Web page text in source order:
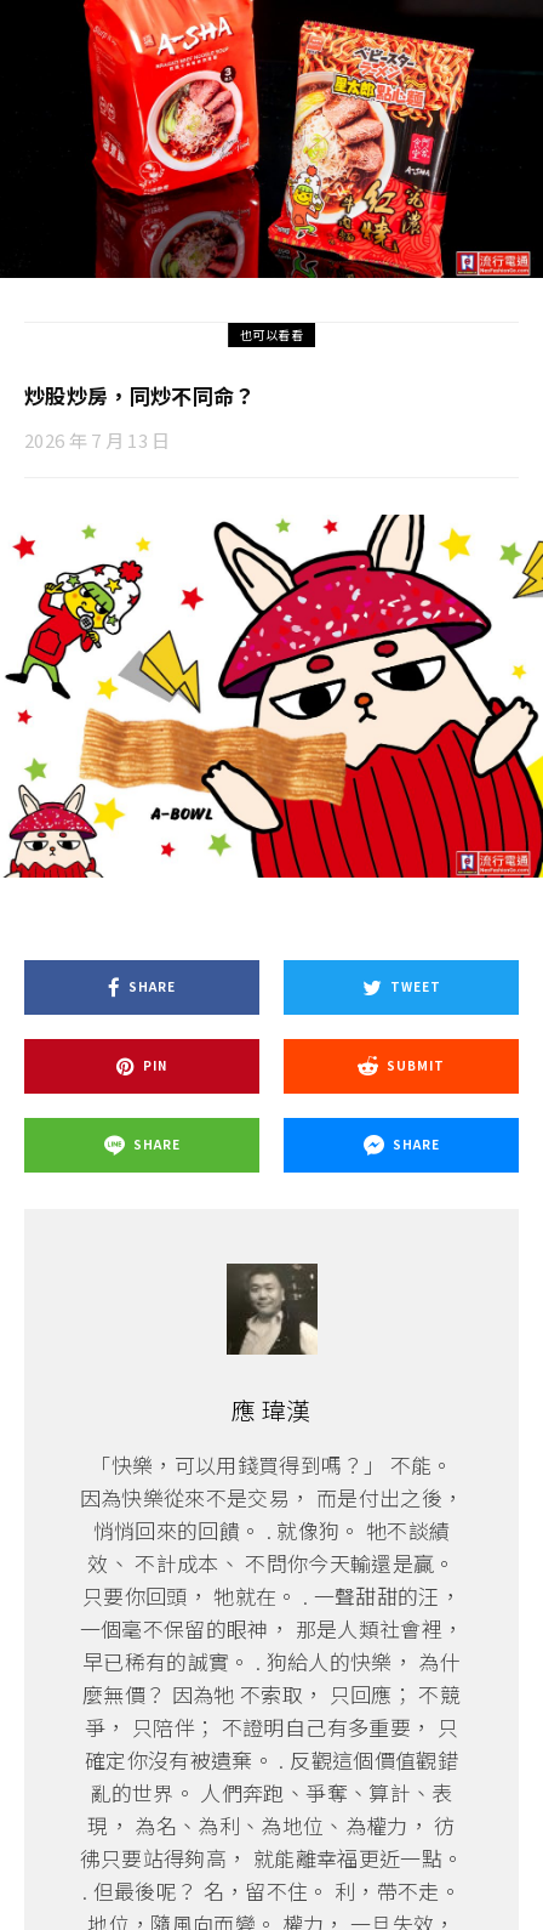
也可以看看
炒股炒房，同炒不同命？
2026 年 7 月 13 日
SHARE TWEET
PIN SUBMIT
SHARE SHARE
應 瑋漢
「快樂，可以用錢買得到嗎？」 不能。
因為快樂從來不是交易， 而是付出之後，
悄悄回來的回饋。 . 就像狗。 牠不談績
效、 不計成本、 不問你今天輸還是贏。
只要你回頭， 牠就在。 . 一聲甜甜的汪，
一個毫不保留的眼神， 那是人類社會裡，
早已稀有的誠實。 . 狗給人的快樂， 為什
麼無價？ 因為牠 不索取， 只回應； 不競
爭， 只陪伴； 不證明自己有多重要， 只
確定你沒有被遺棄。 . 反觀這個價值觀錯
亂的世界。 人們奔跑、爭奪、算計、表
現， 為名、為利、為地位、為權力， 彷
彿只要站得夠高， 就能離幸福更近一點。
. 但最後呢？ 名，留不住。 利，帶不走。
地位，隨風向而變。 權力， 一旦失效，